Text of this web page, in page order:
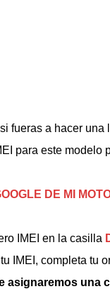
fueras a hacer
para este
DE MI
IMEI en la casilla
IMEI, completa tu
asignaremos una